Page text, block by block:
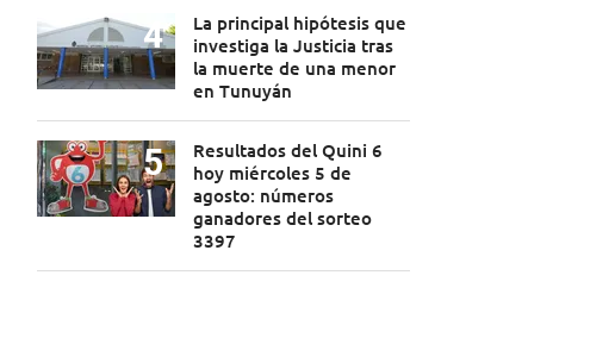
La principal hipótesis que
investiga la Justicia tras
la muerte de una menor
en Tunuyán
Resultados del Quini 6
hoy miércoles 5 de
agosto: números
ganadores del sorteo
3397